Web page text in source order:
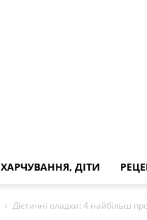
ХАРЧУВАННЯ, ДІТИ
Дієтичні оладки: 4 найбільш